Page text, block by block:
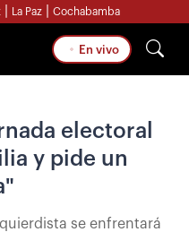
La Paz Cochabamba
En vivo
electoral
y pide un
se enfrentará